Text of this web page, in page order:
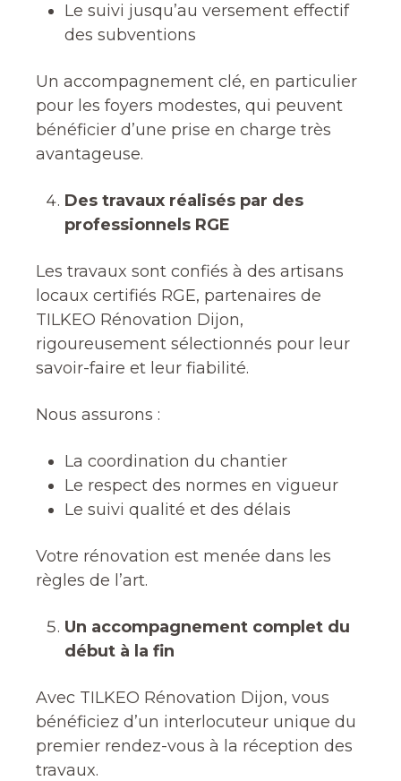
Le suivi jusqu’au versement effectif
des subventions
Un accompagnement clé, en particulier
pour les foyers modestes, qui peuvent
bénéficier d’une prise en charge très
avantageuse.
Des travaux réalisés par des
professionnels RGE
Les travaux sont confiés à des artisans
locaux certifiés RGE, partenaires de
TILKEO Rénovation Dijon,
rigoureusement sélectionnés pour leur
savoir-faire et leur fiabilité.
Nous assurons :
La coordination du chantier
Le respect des normes en vigueur
Le suivi qualité et des délais
Votre rénovation est menée dans les
règles de l’art.
Un accompagnement complet du
début à la fin
Avec TILKEO Rénovation Dijon, vous
bénéficiez d’un interlocuteur unique du
premier rendez-vous à la réception des
travaux.